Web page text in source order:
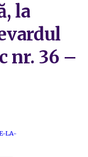
la
nr. 36 –
LA-